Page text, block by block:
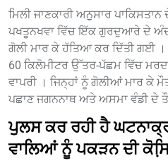
ਮਿਲੀ ਜਾਣਕਾਰੀ ਅਨੁੁਸਾਰ
ਪਖਤੂਨਖਵਾ ਵਿੱਚ ਇੱਕ ਗੁਰਦੁਆਰੇ ਦੇ
ਗੋਲੀ ਮਾਰ ਕੇ ਹੱਤਿਆ ਕਰ ਦਿੱਤੀ ਗਈ
60 ਕਿਲੋਮੀਟਰ ਉੱਤਰ-ਪੱਛਮ ਵਿੱਚ
ਵਾਪਰੀ । ਜਿਨ੍ਹਾਂ ਨੂੰ ਗੋਲੀਆਂ ਮਾਰ ਕੇ
ਪਛਾਣ ਜਗਨਨਾਥ ਅਤੇ ਅਸਮਾ ਵੰਡੀ ਦੇ
ਪੁਲਸ ਕਰ ਰਹੀ ਹੈ
ਵਾਲਿਆਂ ਨੂੰ ਪਕੜਨ ਦੀ